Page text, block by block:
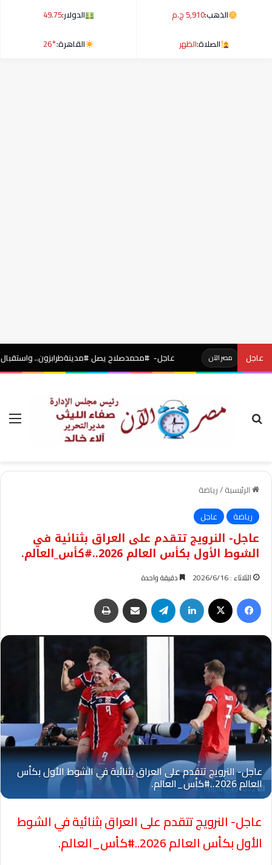
الذهب:5,910 ج.م الدولار:49.75
الصلاة:الظهر القاهرة:26°
عاجل
مصر الآن عاجل- #محمدصلاح يصل #مدينةطرابزون.. واستقبال أسطوري
بحث عن
الرئيسية/رياضة
رياضة
عاجل
عاجل- النرويج تتقدم على العراق بثنائية في
الشوط الأول بكأس العالم 2026..#كأس_العالم.
الثلاثاء : 2026/6/16 دقيقة واحدة
فيسبوك لينكدإن تيلقرام مشاركة عبر البريد
Oplus_131072
عاجل- النرويج تتقدم على العراق بثنائية في الشوط
الأول بكأس العالم 2026..#كأس_العالم.